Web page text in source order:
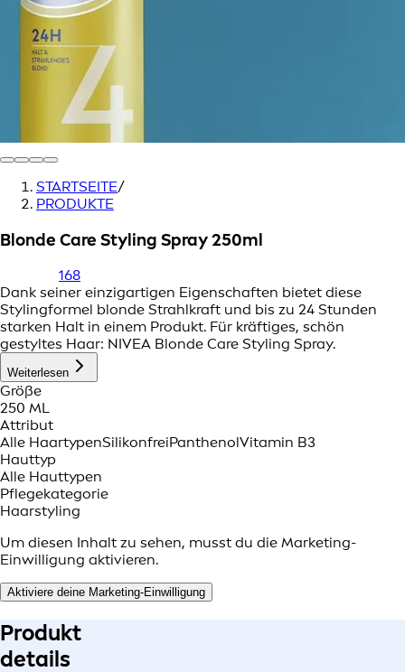
STARTSEITE/
PRODUKTE
Blonde Care Styling Spray 250ml
168
Dank seiner einzigartigen Eigenschaften bietet diese
Stylingformel blonde Strahlkraft und bis zu 24 Stunden
starken Halt in einem Produkt. Für kräftiges, schön
gestyltes Haar: NIVEA Blonde Care Styling Spray.
Weiterlesen
Größe
250 ML
Attribut
Alle HaartypenSilikonfreiPanthenolVitamin B3
Hauttyp
Alle Hauttypen
Pflegekategorie
Haarstyling
Um diesen Inhalt zu sehen, musst du die Marketing-
Einwilligung aktivieren.
Aktiviere deine Marketing-Einwilligung
Produkt
details